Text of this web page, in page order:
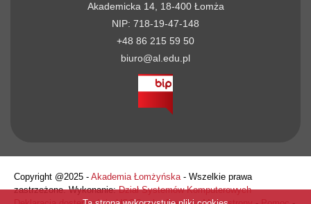
Akademicka 14, 18-400 Łomża
NIP: 718-19-47-148
+48 86 215 59 50
biuro@al.edu.pl
Copyright @2025 - Akademia Łomżyńska- Wszelkie prawa
zastrzeżone. Wykonanie:Dział Systemów Komputerowych